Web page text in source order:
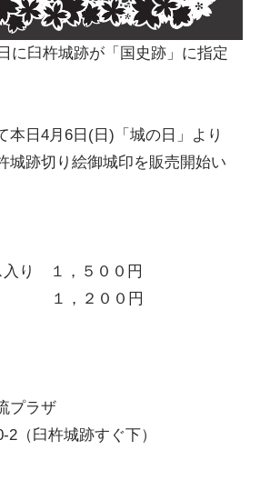
に臼杵城跡が「国史跡」に指定
本日4月6日(日)「城の日」より
城跡切り絵御城印を販売開始い
入り １，５００円
１，２００円
プラザ
2（臼杵城跡すぐ下）